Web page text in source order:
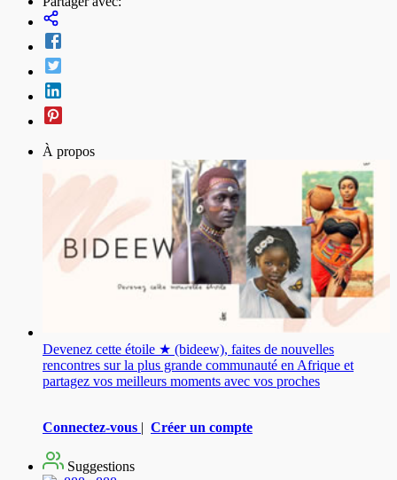
À propos
Devenez cette étoile ★ (bideew), faites de nouvelles
rencontres sur la plus grande communauté en Afrique et
partagez vos meilleurs moments avec vos proches
Connectez-vous | Créer un compte
Suggestions